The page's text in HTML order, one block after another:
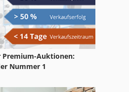
Premium-Auktionen:
Nummer 1